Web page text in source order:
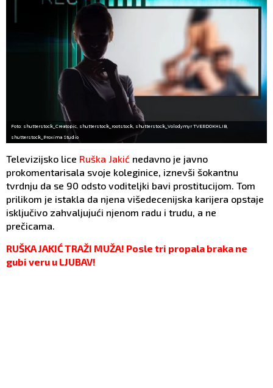
Foto: shutterstock_Creatopic, shutterstock_rootstock, shutterstock_Volodymyr TVERDOKHLIB,
shutterstock_Proxima Studio
Televizijsko lice Ruška Jakić nedavno je javno
prokomentarisala svoje koleginice, iznevši šokantnu
tvrdnju da se 90 odsto voditeljki bavi prostitucijom. Tom
prilikom je istakla da njena višedecenijska karijera opstaje
isključivo zahvaljujući njenom radu i trudu, a ne
prečicama.
RUŠKA JAKIĆ TRAŽI MUŽA! Posle tri propala braka ne
gubi veru u LJUBAV!